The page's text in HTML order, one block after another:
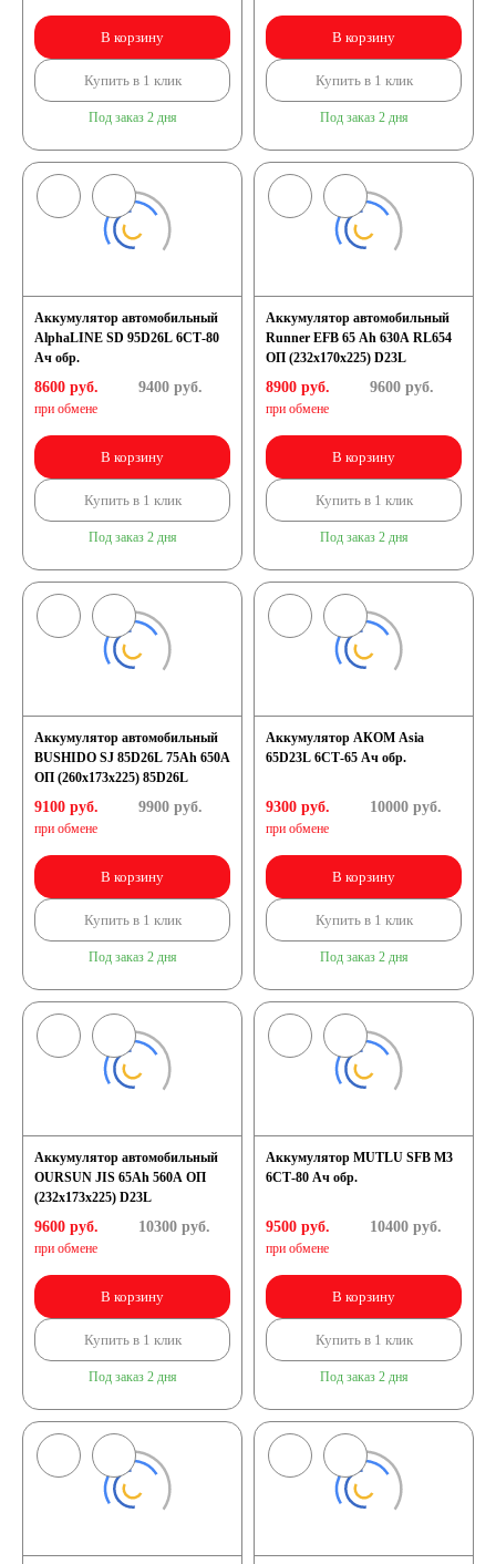
В корзину
Купить в 1 клик
Под заказ 2 дня
В корзину
Купить в 1 клик
Под заказ 2 дня
Аккумулятор автомобильный
AlphaLINE SD 95D26L 6СТ-80
Ач обр.
8600 руб.
при обмене
9400руб.
В корзину
Купить в 1 клик
Под заказ 2 дня
Аккумулятор автомобильный
Runner EFB 65 Ah 630A RL654
ОП (232х170х225) D23L
8900 руб.
при обмене
9600руб.
В корзину
Купить в 1 клик
Под заказ 2 дня
Аккумулятор автомобильный
BUSHIDO SJ 85D26L 75Ah 650A
ОП (260x173x225) 85D26L
9100 руб.
при обмене
9900руб.
В корзину
Купить в 1 клик
Под заказ 2 дня
Аккумулятор АКОМ Asia
65D23L 6СТ-65 Ач обр.
9300 руб.
при обмене
10000руб.
В корзину
Купить в 1 клик
Под заказ 2 дня
Аккумулятор автомобильный
OURSUN JIS 65Ah 560A ОП
(232х173х225) D23L
9600 руб.
при обмене
10300руб.
В корзину
Купить в 1 клик
Под заказ 2 дня
Аккумулятор MUTLU SFB M3
6СТ-80 Ач обр.
9500 руб.
при обмене
10400руб.
В корзину
Купить в 1 клик
Под заказ 2 дня